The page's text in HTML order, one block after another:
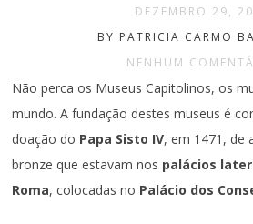
DEZEMBRO 29,
BY PATRICIA CARMO
NENHUM
Não perca os Museus Capitolinos, os
mundo. A fundação destes museus é
doação do Papa Sisto IV, em 1471, de
bronze que estavam nos palácios
Roma, colocadas no Palácio dos